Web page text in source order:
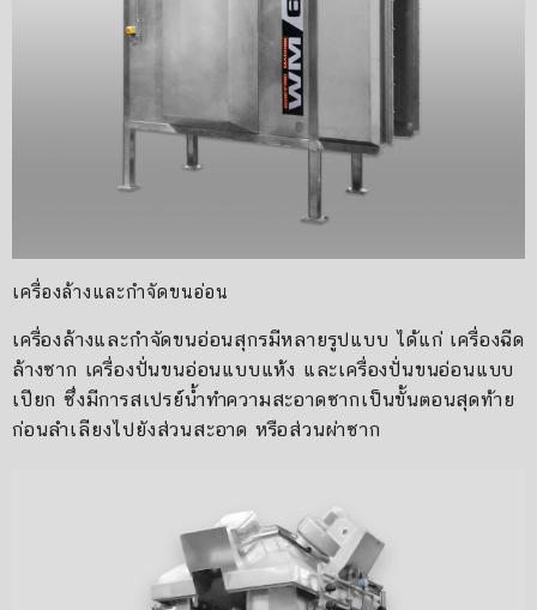
เครื่องล้างและกำจัดขนอ่อน
เครื่องล้างและกำจัดขนอ่อนสุกรมีหลายรูปแบบ ได้แก่ เครื่องฉีด
ล้างซาก เครื่องปั่นขนอ่อนแบบแห้ง และเครื่องปั่นขนอ่อนแบบ
เปียก ซึ่งมีการสเปรย์น้ำทำความสะอาดซากเป็นขั้นตอนสุดท้าย
ก่อนลำเลียงไปยังส่วนสะอาด หรือส่วนผ่าซาก